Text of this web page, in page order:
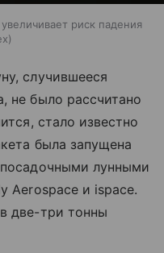
риск падения
случившееся
не было рассчитано
стало известно
была запущена
лунными
Aerospace и ispace.
две-три тонны